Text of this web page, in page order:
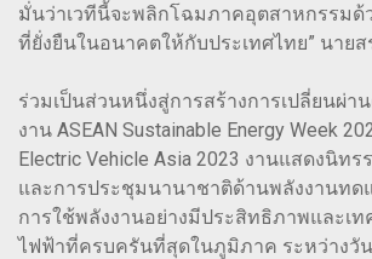
มั่นว่าเวทีนี้จะพลิกโฉมภาคอุตสาหกรรมด้
ที่ยั่งยืนในอนาคตให้กับประเทศไทย” นายส
ร่วมเป็นส่วนหนึ่งสู่การสร้างการเปลี่ยนผ่า
งาน ASEAN Sustainable Energy Week
Electric Vehicle Asia 2023 งานแสดงนิท
และการประชุมนานาชาติด้านพลังงานทด
การใช้พลังงานอย่างมีประสิทธิภาพและเ
ไฟฟ้าที่ครบครันที่สุดในภูมิภาค ระหว่างวัน